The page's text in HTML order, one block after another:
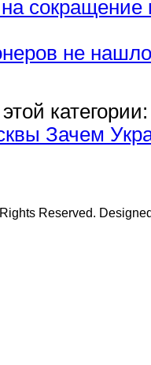
сокращение
не
категории:
Зачем
Reserved.